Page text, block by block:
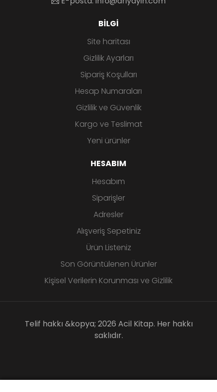
BILGI
Site haritası
Gizlilik Ayarları
Sipariş Koşulları
Hesap Numaraları
Gizlilik ve Güvenlik
Kargo ve Teslimat
Yeni ürünler
HESABIM
Hesabım
Siparişler
Adresler
Alışveriş Sepetiniz
Ürün Listeniz
Son Görüntülenen Ürünler
Kişisel Verilerin Korunması ve Gizlilik
Telif hakkı &kopya; 2026 Acil Kitap. Her hakkı
saklıdır.